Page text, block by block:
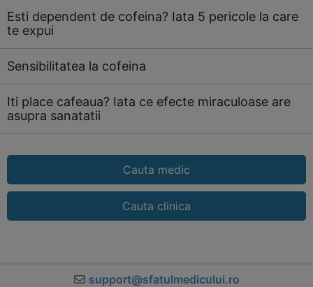
Esti dependent de cofeina? Iata 5 pericole la care
te expui
Sensibilitatea la cofeina
Iti place cafeaua? Iata ce efecte miraculoase are
asupra sanatatii
Cauta medic
Cauta clinica
support@sfatulmedicului.ro